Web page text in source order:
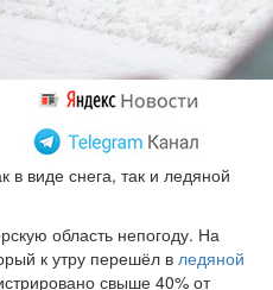
в виде снега, так и ледяной
область непогоду. На
к утру перешёл в ледяной
свыше 40% от